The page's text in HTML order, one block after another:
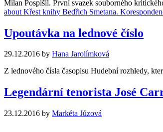
Milan Pospíšil. První svazek souborného
about Křest knihy Bedřich Smetana.
Upoutávka na lednové číslo
29.12.2016 by Hana Jarolímková
Z lednového čísla časopisu Hudební rozhledy,
Legendární tenorista José
23.12.2016 by Markéta Jůzová